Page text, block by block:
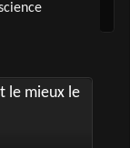
le mieux le